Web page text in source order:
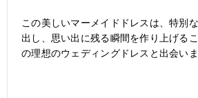
この美しいマーメイドドレスは、特別
出し、思い出に残る瞬間を作り上げる
の理想のウェディングドレスと出会いま